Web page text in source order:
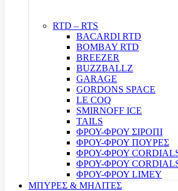
RTD – RTS
BACARDI RTD
BOMBAY RTD
BREEZER
BUZZBALLZ
GARAGE
GORDONS SPACE
LE COQ
SMIRNOFF ICE
TAILS
ΦΡΟΥ-ΦΡΟΥ ΣΙΡΟΠΙ
ΦΡΟΥ-ΦΡΟΥ ΠΟΥΡΕΣ
ΦΡΟΥ-ΦΡΟΥ
ΦΡΟΥ-ΦΡΟΥ
ΦΡΟΥ-ΦΡΟΥ LIMEY
ΜΠΥΡΕΣ & ΜΗΛΙΤΕΣ